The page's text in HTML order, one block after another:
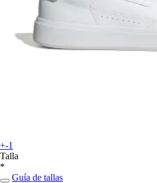
+-1
Talla
*
Guía de tallas